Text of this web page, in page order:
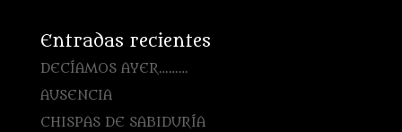
Entradas recientes
DECÍAMOS AYER………
AUSENCIA
CHISPAS DE SABIDURÍA